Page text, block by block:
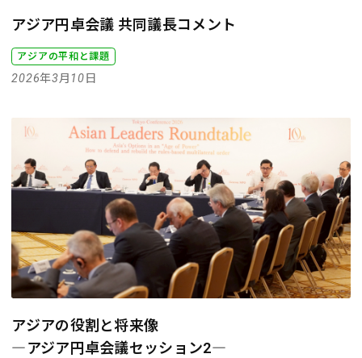
アジア円卓会議 共同議長コメント
アジアの平和と課題
2026年3月10日
アジアの役割と将来像
―アジア円卓会議セッション2―